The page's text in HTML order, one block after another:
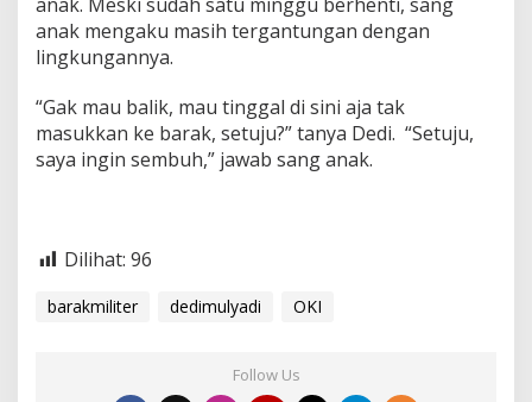
anak. Meski sudah satu minggu berhenti, sang
anak mengaku masih tergantungan dengan
lingkungannya.
“Gak mau balik, mau tinggal di sini aja tak
masukkan ke barak, setuju?” tanya Dedi. “Setuju,
saya ingin sembuh,” jawab sang anak.
Dilihat: 96
barakmiliter dedimulyadi OKI
Follow Us